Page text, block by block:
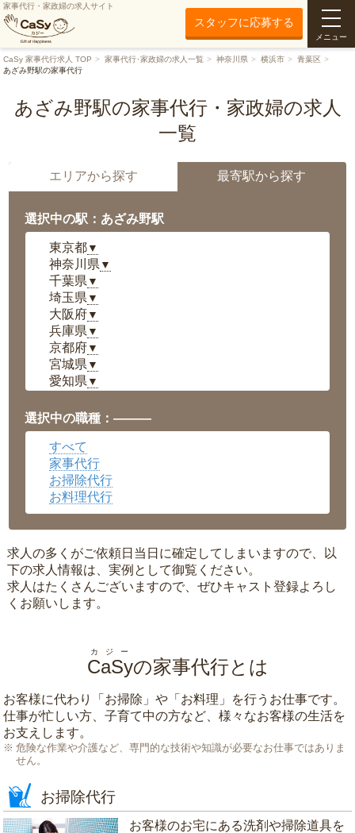
家事代行・家政婦の求人サイト
スタッフに応募する
メニュー
CaSy 家事代行求人 TOP 家事代行･家政婦の求人一覧 神奈川県 横浜市
青葉区
あざみ野駅の家事代行
あざみ野駅の家事代行・家政婦の求人
一覧
エリアから探す 最寄駅から探す
選択中の駅：あざみ野駅
東京都▼
神奈川県 ▼
千葉県 ▼
埼玉県 ▼
大阪府▼
兵庫県 ▼
京都府▼
宮城県 ▼
愛知県 ▼
岡山県▼
広島県▼
沖縄県
選択中の職種：———
すべて
家事代行
お掃除代行
お料理代行
求人の多くがご依頼日当日に確定してしまいますので、以
下の求人情報は、実例として御覧ください。
求人はたくさんございますので、ぜひキャスト登録よろし
くお願いします。
CaSy
カジー
の家事代行とは
お客様に代わり「 お掃除 」や「 お料理 」を行うお仕事です。
仕事が忙しい方、子育て中の方など、様々なお客様の生活を
お支えします。
危険な作業や介護など、専門的な技術や知識が必要なお仕事ではありま
せん。
お掃除代行
お客様のお宅にある洗剤や掃除道具を